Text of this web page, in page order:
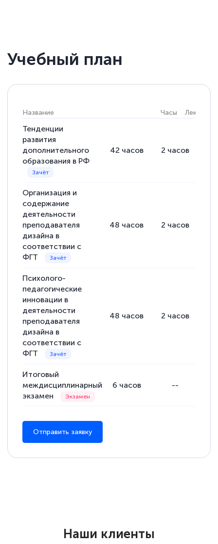
Выражаю благодарность за курс
повышения квалификации "Эксперт ЕГЭ по
русскому языку и литературе". Много
полезных материалов помогли
подготовиться к тестированию. Это
статьи. Времени на подготовку
достаточно. Курс помогает пройти
аттестацию в школе. Спасибо!
Знаток города 2 уровня
12 марта 2026
Спасибо большое Академии! Грамотное,
вежливое сопровождение! Всё чётко и
понятно! Проходила повышение
11 марта 2026
Всем добрый день! Я прошла курс
специалисты, ответили на все
Учебный план
Название Часы Лекции
Тенденции
развития
дополнительного
образования в РФ
42 часов 2 часов
Организация и
содержание
деятельности
преподавателя
дизайна в
соответствии с
ФГТ
48 часов 2 часов
Психолого-
педагогические
инновации в
деятельности
преподавателя
дизайна в
соответствии с
ФГТ
48 часов 2 часов
Итоговый
междисциплинарный
экзамен
6 часов --
Отправить заявку
Наши клиенты